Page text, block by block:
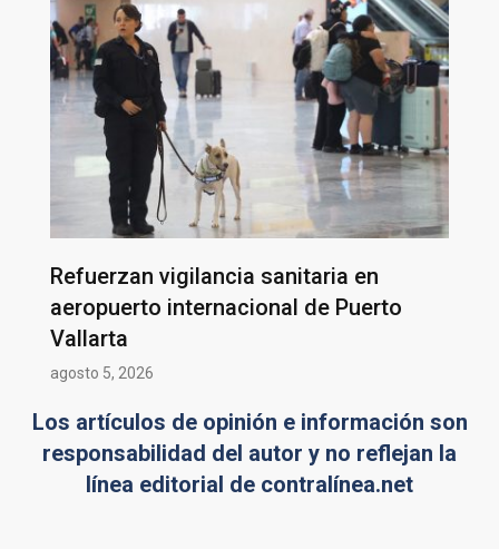
Refuerzan vigilancia sanitaria en
aeropuerto internacional de Puerto
Vallarta
agosto 5, 2026
Los artículos de opinión e información son
responsabilidad del autor y no reflejan la
línea editorial de contralínea.net